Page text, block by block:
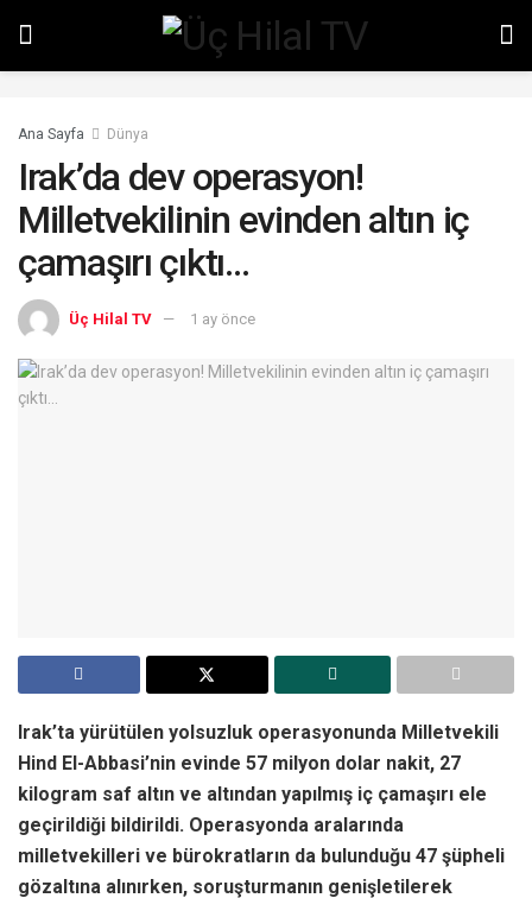
Ana Sayfa Dünya
Irak’da dev operasyon!
Milletvekilinin evinden altın iç
çamaşırı çıktı…
Üç Hilal TV 1 ay önce
Irak’ta yürütülen yolsuzluk operasyonunda Milletvekili
Hind El-Abbasi’nin evinde 57 milyon dolar nakit, 27
kilogram saf altın ve altından yapılmış iç çamaşırı ele
geçirildiği bildirildi. Operasyonda aralarında
milletvekilleri ve bürokratların da bulunduğu 47 şüpheli
gözaltına alınırken, soruşturmanın genişletilerek